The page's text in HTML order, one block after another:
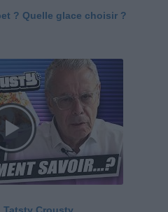
? Quelle glace choisir ?